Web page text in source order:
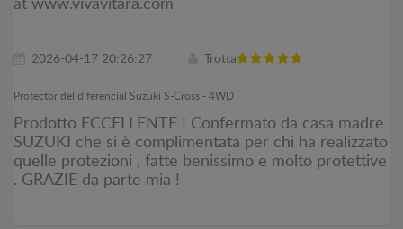
at www.vivavitara.com
2026-04-17 20:26:27 Trotta
Protector del diferencial Suzuki S-Cross - 4WD
Prodotto ECCELLENTE ! Confermato da casa madre
SUZUKI che si è complimentata per chi ha realizzato
quelle protezioni , fatte benissimo e molto protettive
. GRAZIE da parte mia !